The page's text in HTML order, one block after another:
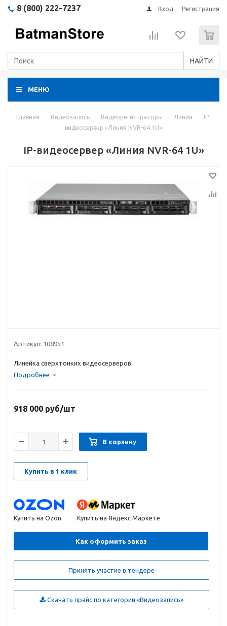
8 (800) 222-7237 Вход Регистрация
НАЙТИ
МЕНЮ
Главная - Видеозапись - Видеорегистраторы - Линия -
IP-
видеосервер «Линия NVR-64 1U»
IP-видеосервер «Линия NVR-64 1U»
Артикул: 108951
Линейка сверхтонких видеосерверов
Подробнее
918 000 руб/шт
В корзину
Купить в 1 клик
Купить на Ozon Купить на Яндекс Маркете
Как оформить заказ
Принять участие в тендере
Скачать прайс по категории «Видеозапись»